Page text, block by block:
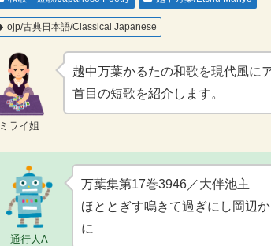
ojp/古典日本語/Classical Japanese
ミライ姐
越中万葉かるたの和歌を現代風に
首目の短歌を紹介します。
通行人A
万葉集第17巻3946／大伴池主
ほととぎす鳴きて過ぎにし岡辺
に